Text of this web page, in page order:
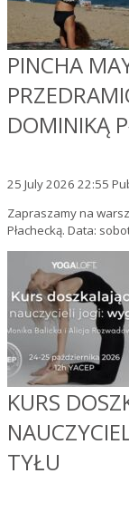
PINCHA
DOMINIKĄ
25 July 2026 22:55
Zapraszamy na
Płachecką. Data:
KURS
TYŁU